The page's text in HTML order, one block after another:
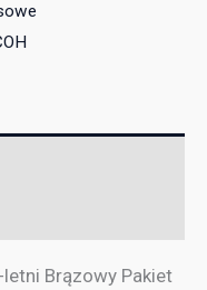
letni Brązowy Pakiet